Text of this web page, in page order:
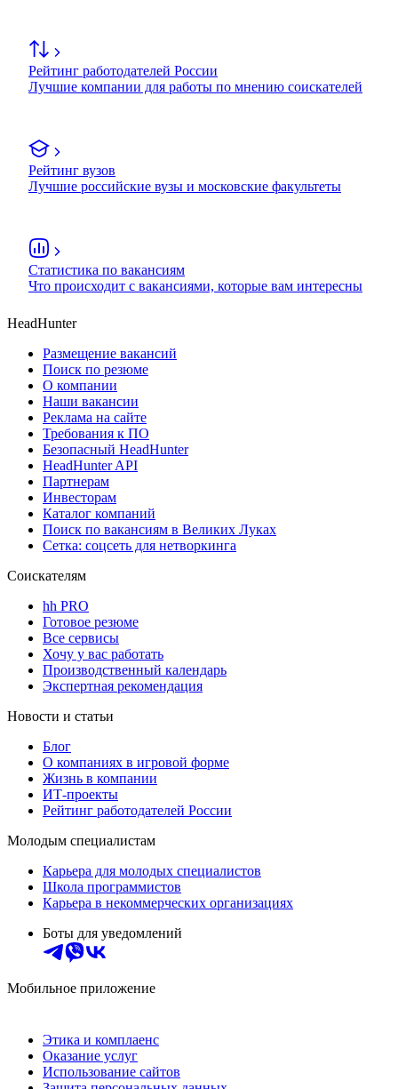
Рейтинг работодателей России
Лучшие компании для работы по мнению соискателей
Рейтинг вузов
Лучшие российские вузы и московские факультеты
Статистика по вакансиям
Что происходит с вакансиями, которые вам интересны
HeadHunter
Размещение вакансий
Поиск по резюме
О компании
Наши вакансии
Реклама на сайте
Требования к ПО
Безопасный HeadHunter
HeadHunter API
Партнерам
Инвесторам
Каталог компаний
Поиск по вакансиям в Великих Луках
Сетка: соцсеть для нетворкинга
Соискателям
hh PRO
Готовое резюме
Все сервисы
Хочу у вас работать
Производственный календарь
Экспертная рекомендация
Новости и статьи
Блог
О компаниях в игровой форме
Жизнь в компании
ИТ-проекты
Рейтинг работодателей России
Молодым специалистам
Карьера для молодых специалистов
Школа программистов
Карьера в некоммерческих организациях
Боты для уведомлений
Мобильное приложение
Этика и комплаенс
Оказание услуг
Использование сайтов